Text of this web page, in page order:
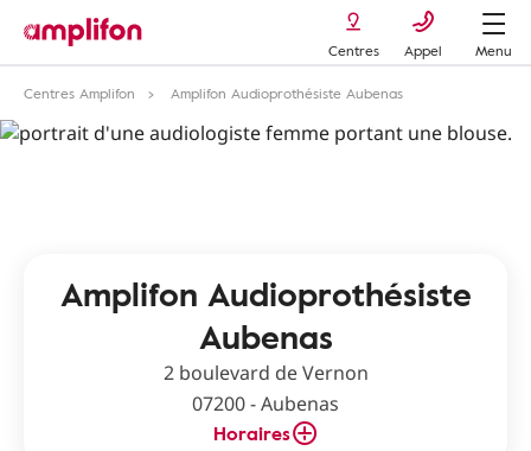
Centres Appel
Menu
Centres Amplifon
Amplifon Audioprothésiste Aubenas
Amplifon Audioprothésiste
Aubenas
2 boulevard de Vernon
07200 - Aubenas
Horaires